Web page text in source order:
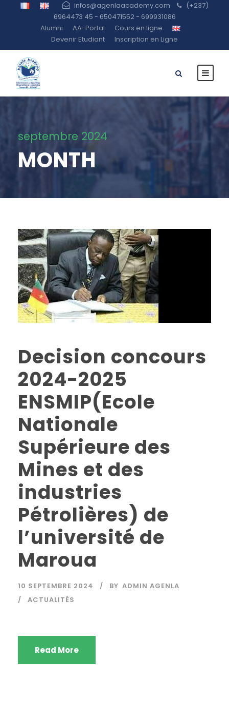
infos@agenlaacademy.com
(+237)
6964473 45 - 650471552 - 699931086
Alumni
AA-Portal
Cours en ligne
Devenir Etudiant
Inscription en Ligne
septembre 2024
MONTH
Decision concours
2024-2025
ENSMIP(Ecole
Nationale
Supérieure des
Mines et des
industries
Pétrolières) de
l’université de
Maroua
10 SEPTEMBRE 2024 BY ADMIN AGENLA
ACTUALITÉS
Read More